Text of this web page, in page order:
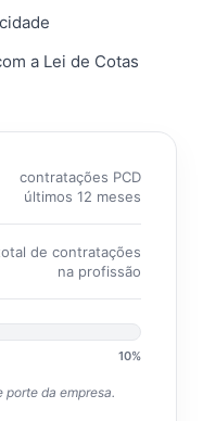
a Lei de Cotas
contratações PCD
últimos 12 meses
de contratações
na profissão
10%
porte da empresa.